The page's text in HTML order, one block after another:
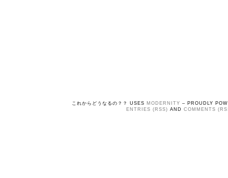
これからどうなるの？？ USES MODERNITY – PROUDLY
ENTRIES (RSS) AND COMMENTS